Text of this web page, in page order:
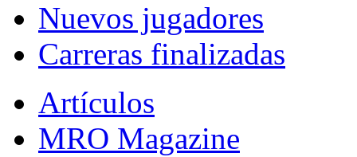
Nuevos jugadores
Carreras finalizadas
Artículos
MRO Magazine